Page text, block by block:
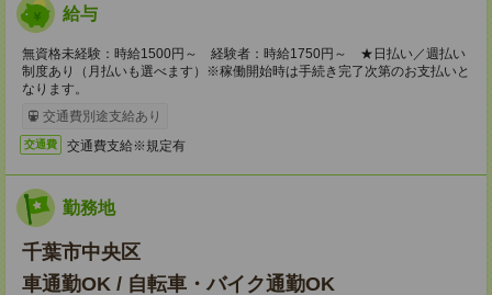
給与
無資格未経験：時給1500円～ 経験者：時給1750円～ ★日払い／週払い
制度あり（月払いも選べます）※稼働開始時は手続き完了次第のお支払いと
なります。
交通費別途支給あり
交通費 交通費支給※規定有
勤務地
千葉市中央区
車通勤OK / 自転車・バイク通勤OK